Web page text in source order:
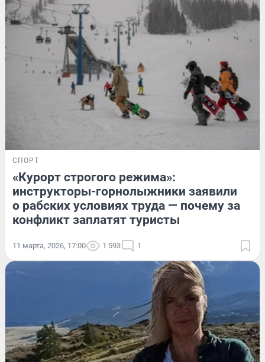
СПОРТ
«Курорт строгого режима»:
инструкторы-горнолыжники заявили
о рабских условиях труда — почему за
конфликт заплатят туристы
11 марта, 2026, 17:00 1 593 1